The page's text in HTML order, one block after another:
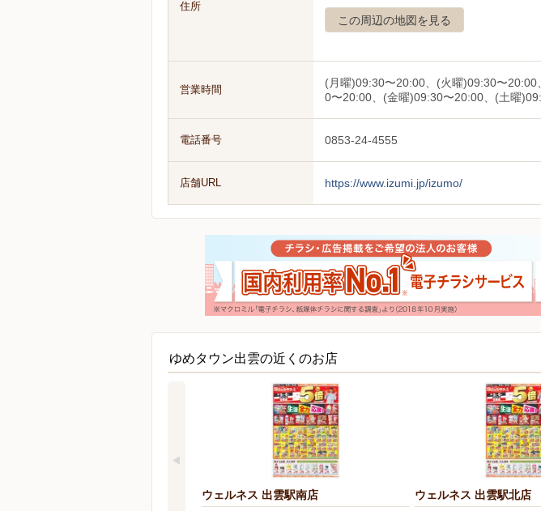
住所
この周辺の地図を見る
営業時間
(月曜)09:30〜20:00、(火曜)09:30〜
0〜20:00、(金曜)09:30〜20:00、(土曜
電話番号 0853-24-4555
店舗URL https://www.izumi.jp/izumo/
ゆめタウン出雲の近くのお店
ウェルネス 出雲駅南店 ウェルネス 出雲駅北店